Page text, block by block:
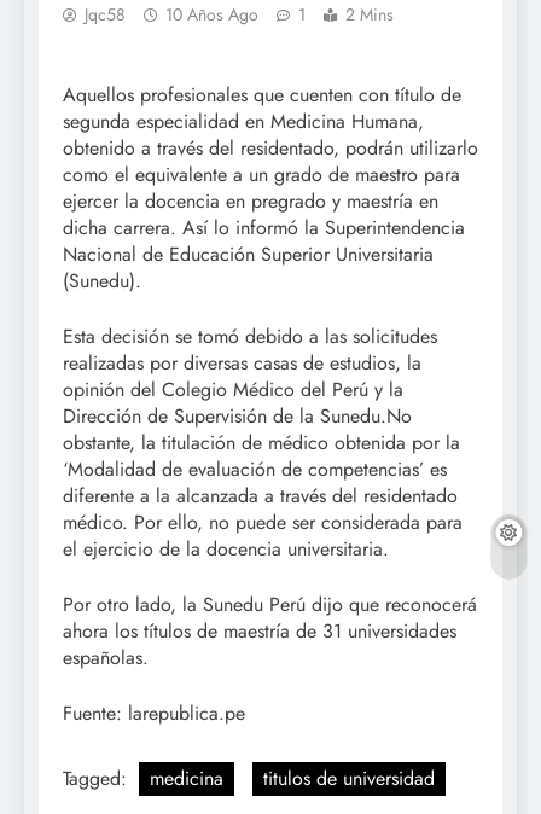
Jqc58 10 Años Ago 1 2 Mins
Aquellos profesionales que cuenten con título de
segunda especialidad en Medicina Humana,
obtenido a través del residentado, podrán utilizarlo
como el equivalente a un grado de maestro para
ejercer la docencia en pregrado y maestría en
dicha carrera. Así lo informó la Superintendencia
Nacional de Educación Superior Universitaria
(Sunedu).
Esta decisión se tomó debido a las solicitudes
realizadas por diversas casas de estudios, la
opinión del Colegio Médico del Perú y la
Dirección de Supervisión de la Sunedu.No
obstante, la titulación de médico obtenida por la
‘Modalidad de evaluación de competencias’ es
diferente a la alcanzada a través del residentado
médico. Por ello, no puede ser considerada para
el ejercicio de la docencia universitaria.
Por otro lado, la Sunedu Perú dijo que reconocerá
ahora los títulos de maestría de 31 universidades
españolas.
Fuente: larepublica.pe
Tagged: medicina titulos de universidad